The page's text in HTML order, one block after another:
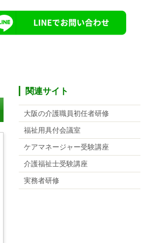
関連サイト
大阪の介護職員初任者研修
福祉用具付会議室
ケアマネージャー受験講座
介護福祉士受験講座
実務者研修